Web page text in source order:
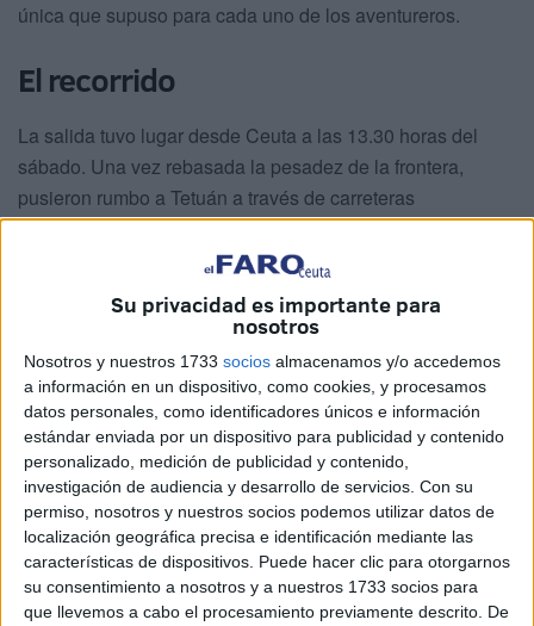
Su privacidad es importante para
nosotros
Nosotros y nuestros 1733 socios almacenamos y/o accedemos
a información en un dispositivo, como cookies, y procesamos
datos personales, como identificadores únicos e información
estándar enviada por un dispositivo para publicidad y contenido
personalizado, medición de publicidad y contenido,
investigación de audiencia y desarrollo de servicios. Con su
permiso, nosotros y nuestros socios podemos utilizar datos de
localización geográfica precisa e identificación mediante las
características de dispositivos. Puede hacer clic para otorgarnos
su consentimiento a nosotros y a nuestros 1733 socios para
que llevemos a cabo el procesamiento previamente descrito. De
única que supuso para cada uno de los aventureros.
El recorrido
La salida tuvo lugar desde Ceuta a las 13.30 horas del
sábado. Una vez rebasada la pesadez de la frontera,
pusieron rumbo a Tetuán a través de carreteras
secundarias, atravesando montañas y los campos en los
que se ubican los generadores eólicos.